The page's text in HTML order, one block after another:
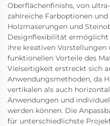
Oberflächenfinishs, von
zahlreiche Farboptionen
Holzmaserungen und
Designflexibilität ermöglicht
ihre kreativen Vorstellungen
funktionellen Vorteile des
Vielseitigkeit erstreckt sich
Anwendungsmethoden, da
vertikalen als auch
Anwendungen und
werden können. Die
für unterschiedlichste